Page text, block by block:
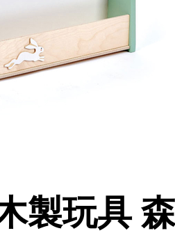
製玩具